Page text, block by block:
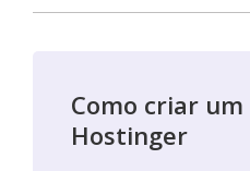
Como criar
Hostinger